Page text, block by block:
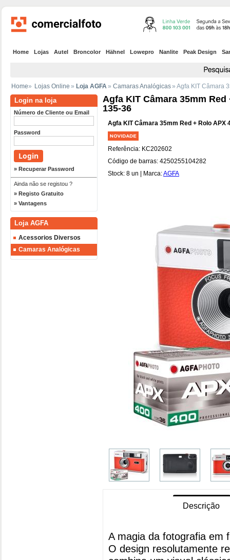
Home Lojas Autel Broncolor Hähnel Lowepro Nanlite Peak Design
Home» Lojas Online » Loja AGFA» Camaras Analógicas» Agfa KIT Câmara
Login na loja
Número de Cliente ou Email
Password
» Recuperar Password
Ainda não se registou ?
» Registo Gratuito
» Vantagens
Loja AGFA
Acessorios Diversos
Camaras Analógicas
Agfa KIT Câmara 35mm Red
135-36
Agfa KIT Câmara 35mm Red + Rolo APX
Referência: KC202602
Código de barras: 4250255104282
Stock: 8 un | Marca:AGFA
Descrição
A magia da fotografia em
O design resolutamente